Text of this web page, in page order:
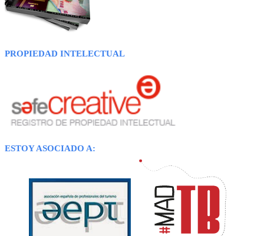
PROPIEDAD INTELECTUAL
ESTOY ASOCIADO A: